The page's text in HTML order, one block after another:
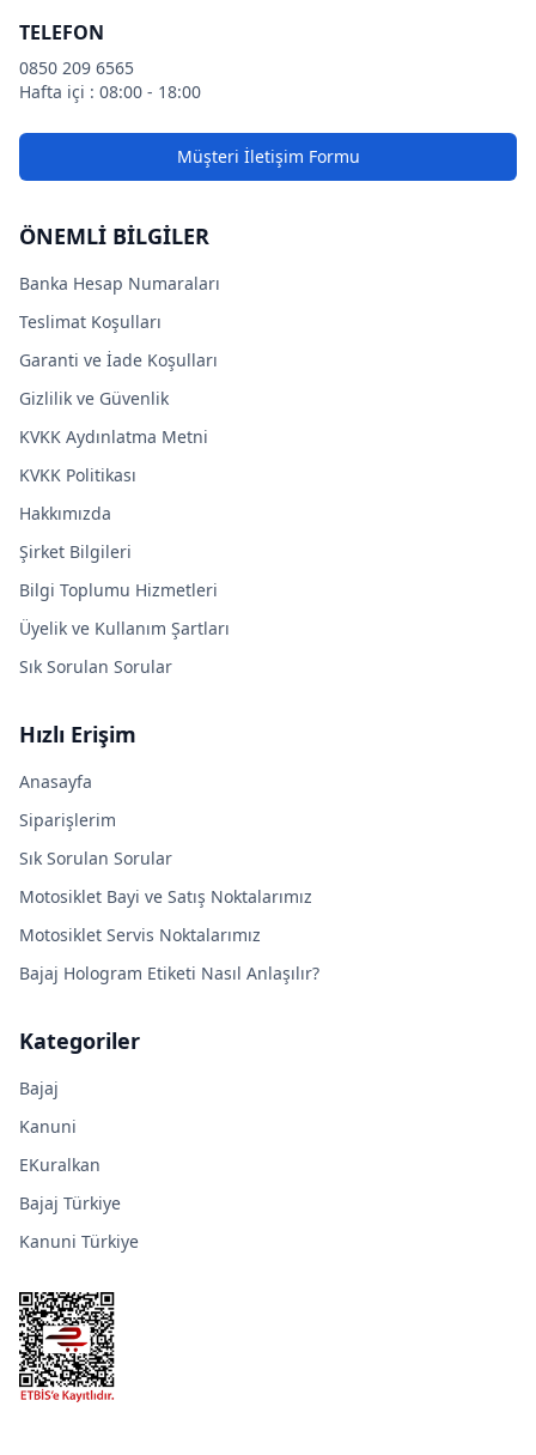
TELEFON
0850 209 6565
Hafta içi : 08:00 - 18:00
Müşteri İletişim Formu
ÖNEMLİ BİLGİLER
Banka Hesap Numaraları
Teslimat Koşulları
Garanti ve İade Koşulları
Gizlilik ve Güvenlik
KVKK Aydınlatma Metni
KVKK Politikası
Hakkımızda
Şirket Bilgileri
Bilgi Toplumu Hizmetleri
Üyelik ve Kullanım Şartları
Sık Sorulan Sorular
Hızlı Erişim
Anasayfa
Siparişlerim
Sık Sorulan Sorular
Motosiklet Bayi ve Satış Noktalarımız
Motosiklet Servis Noktalarımız
Bajaj Hologram Etiketi Nasıl Anlaşılır?
Kategoriler
Bajaj
Kanuni
EKuralkan
Bajaj Türkiye
Kanuni Türkiye